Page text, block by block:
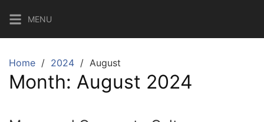
content
MENU
Home 2024 August
Month: August 2024